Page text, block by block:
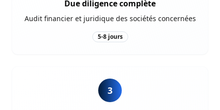
Due diligence complète
Audit financier et juridique des sociétés concernées
5-8 jours
3